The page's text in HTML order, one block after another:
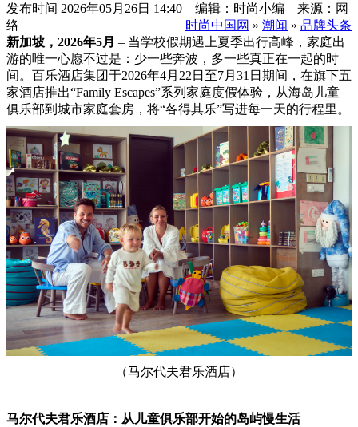
发布时间 2026年05月26日 14:40 编辑：时尚小编 来源：网
络
时尚中国网 » 潮闻 » 品牌头条
新加坡，2026年5月 – 当学校假期遇上夏季出行高峰，家庭出
游的唯一心愿不过是：少一些奔波，多一些真正在一起的时
间。百乐酒店集团于2026年4月22日至7月31日期间，在旗下五
家酒店推出“Family Escapes”系列家庭度假体验，从海岛儿童
俱乐部到城市家庭套房，将“各得其乐”写进每一天的行程里。
（马尔代夫君乐酒店）
马尔代夫君乐酒店：从儿童俱乐部开始的岛屿慢生活